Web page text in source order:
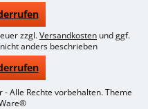
zzgl.Versandkosten und ggf.
anders beschrieben
Alle Rechte vorbehalten. Theme